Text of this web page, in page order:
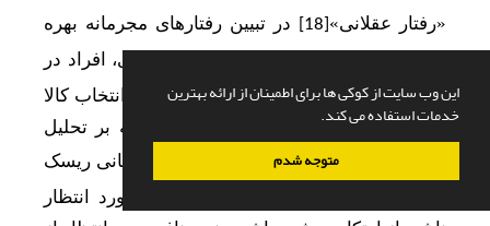
این وب سایت از کوکی ها برای اطمینان از ارائه بهترین
خدمات استفاده می کند.
متوجه شدم
«رفتار عقلانی»[18] در تبیین رفتار های مجرمانه بهره
فرض انسان اقتصادی، افراد در
موقعیتهای مختلف (اعم از ارتکاب جرم، انتخاب کالا
و ...) به‌نحوی عقلانی رفتار کرده و با تکیه بر تحلیل
هزینه - فایده دست به انتخاب می
زنند و زمـانی ریسک
پذیرند که مطلوبیت مورد انتظار